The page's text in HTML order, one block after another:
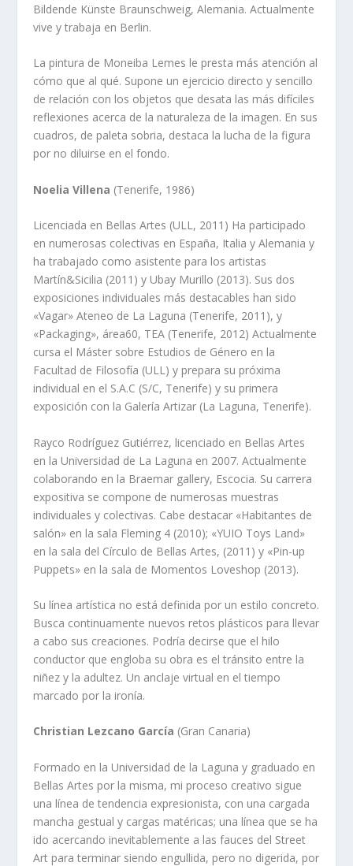
Bildende Künste Braunschweig, Alemania. Actualmente
vive y trabaja en Berlin.
La pintura de Moneiba Lemes le presta más atención al
cómo que al qué. Supone un ejercicio directo y sencillo
de relación con los objetos que desata las más difíciles
reflexiones acerca de la naturaleza de la imagen. En sus
cuadros, de paleta sobria, destaca la lucha de la figura
por no diluirse en el fondo.
Noelia Villena (Tenerife, 1986)
Licenciada en Bellas Artes (ULL, 2011) Ha participado
en numerosas colectivas en España, Italia y Alemania y
ha trabajado como asistente para los artistas
Martín&Sicilia (2011) y Ubay Murillo (2013). Sus dos
exposiciones individuales más destacables han sido
«Vagar» Ateneo de La Laguna (Tenerife, 2011), y
«Packaging», área60, TEA (Tenerife, 2012) Actualmente
cursa el Máster sobre Estudios de Género en la
Facultad de Filosofía (ULL) y prepara su próxima
individual en el S.A.C (S/C, Tenerife) y su primera
exposición con la Galería Artizar (La Laguna, Tenerife).
Rayco Rodríguez Gutiérrez, licenciado en Bellas Artes
en la Universidad de La Laguna en 2007. Actualmente
colaborando en la Braemar gallery, Escocia. Su carrera
expositiva se compone de numerosas muestras
individuales y colectivas. Cabe destacar «Habitantes de
salón» en la sala Fleming 4 (2010); «YUIO Toys Land»
en la sala del Círculo de Bellas Artes, (2011) y «Pin-up
Puppets» en la sala de Momentos Loveshop (2013).
Su línea artística no está definida por un estilo concreto.
Busca continuamente nuevos retos plásticos para llevar
a cabo sus creaciones. Podría decirse que el hilo
conductor que engloba su obra es el tránsito entre la
niñez y la adultez. Un anclaje virtual en el tiempo
marcado por la ironía.
Christian Lezcano García (Gran Canaria)
Formado en la Universidad de la Laguna y graduado en
Bellas Artes por la misma, mi proceso creativo sigue
una línea de tendencia expresionista, con una cargada
mancha gestual y cargas matéricas; una línea que se ha
ido acercando inevitablemente a las fauces del Street
Art para terminar siendo engullida, pero no digerida, por